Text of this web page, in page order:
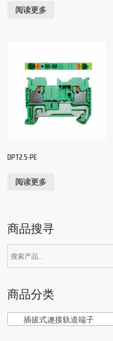
阅读更多
DPT2.5-PE
阅读更多
商品搜寻
商品分类
插拔式連接轨道端子